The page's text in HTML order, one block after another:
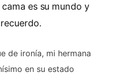
es su mundo y
de ironía, mi hermana
en su estado